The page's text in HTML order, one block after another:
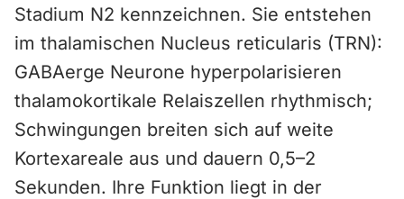
Stadium N2 kennzeichnen. Sie entstehen
im thalamischen Nucleus reticularis (TRN):
GABAerge Neurone hyperpolarisieren
thalamokortikale Relaiszellen rhythmisch;
Schwingungen breiten sich auf weite
Kortexareale aus und dauern 0,5–2
Sekunden. Ihre Funktion liegt in der